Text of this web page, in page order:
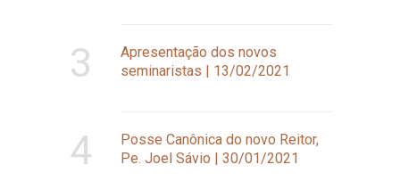
3
Apresentação dos novos
seminaristas | 13/02/2021
4
Posse Canônica do novo Reitor,
Pe. Joel Sávio | 30/01/2021